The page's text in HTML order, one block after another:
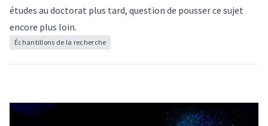
études au doctorat plus tard, question de pousser ce sujet
encore plus loin.
Échantillons de la recherche